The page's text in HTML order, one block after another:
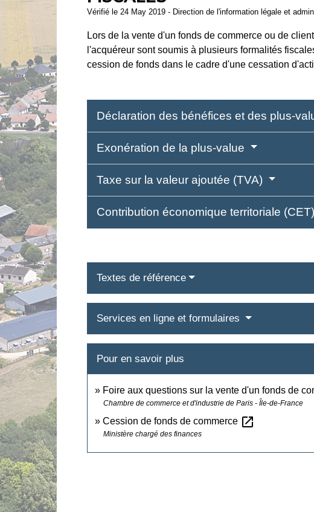
Vérifié le 24 May 2019 - Direction de l'information légale et
Lors de la vente d'un fonds de commerce ou de
l'acquéreur sont soumis à plusieurs formalités
cession de fonds dans le cadre d'une cessation
Déclaration des bénéfices et des plus-
Exonération de la plus-value
Taxe sur la valeur ajoutée (TVA)
Contribution économique territoriale (CET)
Textes de référence
Services en ligne et formulaires
Pour en savoir plus
Foire aux questions sur la vente d'un fonds de
Chambre de commerce et d'industrie de Paris - Île-de-France
Cession de fonds de commerce open_in_new
Ministère chargé des finances